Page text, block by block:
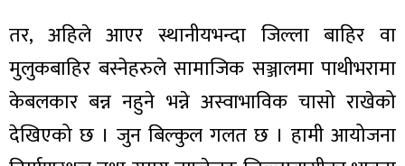
तर, अहिले आएर स्थानीयभन्दा जिल्ला बाहिर वा
मुलुकबाहिर बस्नेहरुले सामाजिक सञ्जालमा पाथीभरामा
केबलकार बन्न नहुने भन्ने अस्वाभाविक चासो राखेको
देखिएको छ । जुन बिल्कुल गलत छ । हामी आयोजना